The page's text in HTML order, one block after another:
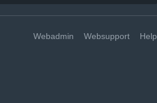
Webadmin Websupport Help